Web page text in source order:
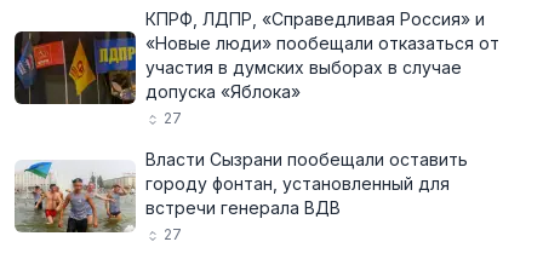
КПРФ, ЛДПР, «Справедливая Россия» и
«Новые люди» пообещали отказаться от
участия в думских выборах в случае
допуска «Яблока»
27
Власти Сызрани пообещали оставить
городу фонтан, установленный для
встречи генерала ВДВ
27